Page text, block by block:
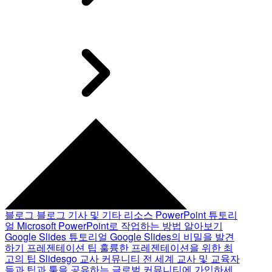
블로그 블로그 기사 및 기타 리소스 PowerPoint 튜토리
얼 Microsoft PowerPoint로 작업하는 방법 알아보기
Google Slides 튜토리얼 Google Slides의 비밀을 발견
하기 프레젠테이션 팁 훌륭한 프레젠테이션을 위한 최
고의 팁 Slidesgo 교사 커뮤니티 전 세계 교사 및 교육자